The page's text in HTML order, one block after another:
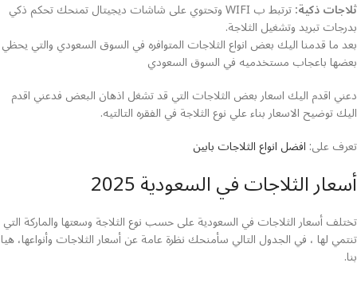
ثلاجات ذكية: ترتبط ب WIFI وتحتوي على شاشات ديجيتال تمنحك تحكم ذكي
بدرجات تبريد وتشغيل الثلاجة.
بعد ما قدمنا اليك بعض انواع الثلاجات المتوافره في السوق السعودي والتي يحظي
بعضها باعجاب مستخدميه في السوق السعودي
دعني اقدم اليك اسعار بعض الثلاجات التي قد تشغل اذهان البعض فدعني اقدم
اليك توضيح الاسعار بناء علي نوع الثلاجة في الفقره التالتيه.
تعرف على: افضل انواع الثلاجات بابين
أسعار الثلاجات في السعودية 2025
تختلف أسعار الثلاجات في السعودية على حسب نوع الثلاجة وسعتها والماركة التي
تنتمي لها ، في الجدول التالي سأمنحك نظرة عامة عن أسعار الثلاجات وأنواعها، هيا
بنا.